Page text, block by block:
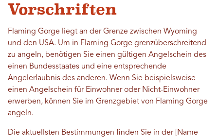
Vorschriften
Flaming Gorge liegt an der Grenze zwischen Wyoming
und den USA. Um in Flaming Gorge grenzüberschreitend
zu angeln, benötigen Sie einen gültigen Angelschein des
einen Bundesstaates und eine entsprechende
Angelerlaubnis des anderen. Wenn Sie beispielsweise
einen Angelschein für Einwohner oder Nicht-Einwohner
erwerben, können Sie im Grenzgebiet von Flaming Gorge
angeln.
Die aktuellsten Bestimmungen finden Sie in der [Name